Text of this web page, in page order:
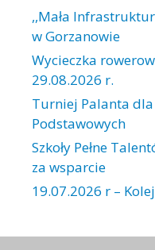
,,Mała
w Gorzanowie
Wycieczka
29.08.2026 r.
Turniej Palanta dla
Podstawowych
Szkoły Pełne
za wsparcie
19.07.2026 r –